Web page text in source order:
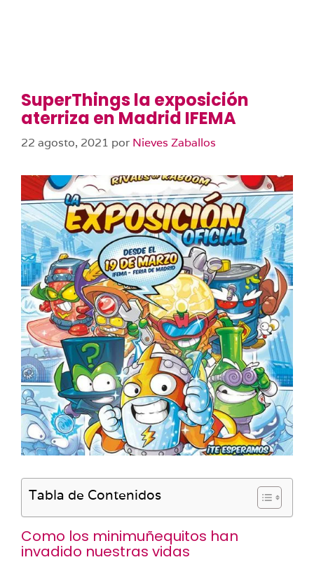
SuperThings la exposición
aterriza en Madrid IFEMA
22 agosto, 2021 por Nieves Zaballos
Tabla de Contenidos
Como los minimuñequitos han
invadido nuestras vidas